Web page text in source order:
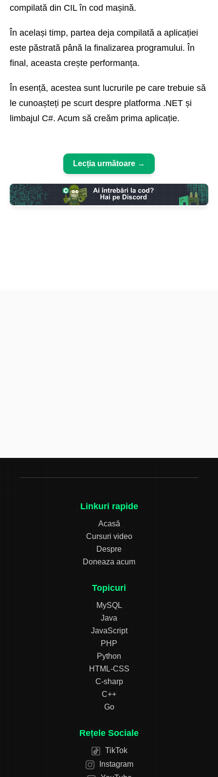
compilată din CIL în cod mașină.
În același timp, partea deja compilată a aplicației
este păstrată până la finalizarea programului. În
final, aceasta crește performanța.
În esență, acestea sunt lucrurile pe care trebuie să
le cunoașteți pe scurt despre platforma .NET și
limbajul C#. Acum să creăm prima aplicație.
Lecția următoare →
Linkuri rapide
Acasă
Cursuri video
Despre
Doneaza acum
Topicuri
MySQL
Java
JavaScript
PHP
Python
HTML-CSS
C-sharp
C++
Go
Rețele Sociale
TikTok
Instagram